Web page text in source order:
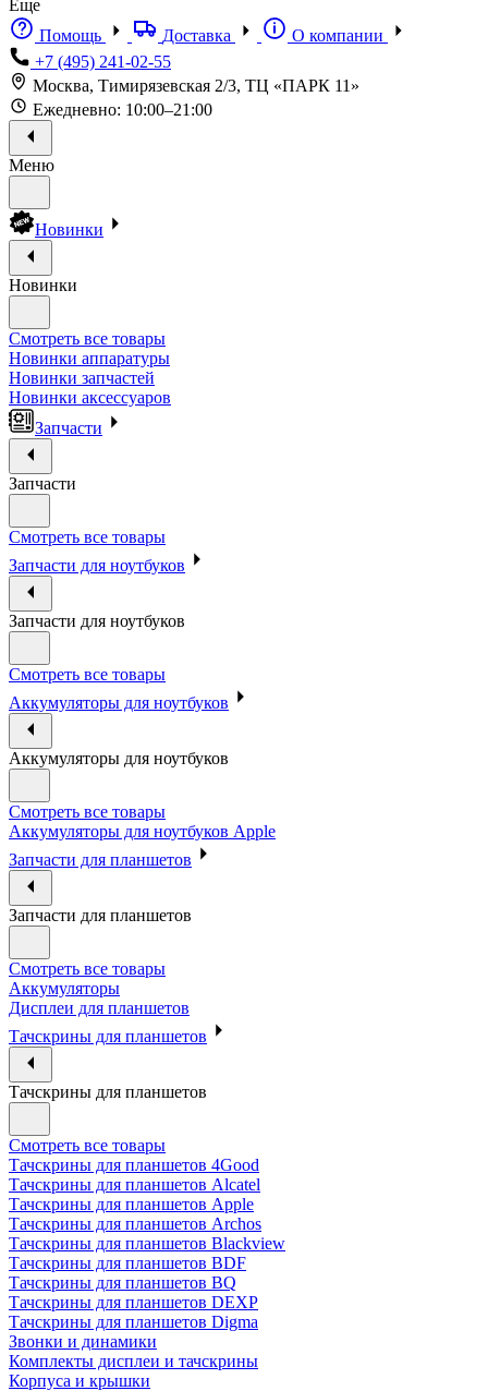
Еще
Помощь
Доставка
О компании
+7 (495) 241-02-55
Москва, Тимирязевская 2/3, ТЦ «ПАРК 11»
Ежедневно: 10:00–21:00
Меню
Новинки
Новинки
Смотреть все товары
Новинки аппаратуры
Новинки запчастей
Новинки аксессуаров
Запчасти
Запчасти
Смотреть все товары
Запчасти для ноутбуков
Запчасти для ноутбуков
Смотреть все товары
Аккумуляторы для ноутбуков
Аккумуляторы для ноутбуков
Смотреть все товары
Аккумуляторы для ноутбуков Apple
Запчасти для планшетов
Запчасти для планшетов
Смотреть все товары
Аккумуляторы
Дисплеи для планшетов
Тачскрины для планшетов
Тачскрины для планшетов
Смотреть все товары
Тачскрины для планшетов 4Good
Тачскрины для планшетов Alcatel
Тачскрины для планшетов Apple
Тачскрины для планшетов Archos
Тачскрины для планшетов Blackview
Тачскрины для планшетов BDF
Тачскрины для планшетов BQ
Тачскрины для планшетов DEXP
Тачскрины для планшетов Digma
Звонки и динамики
Комплекты дисплеи и тачскрины
Корпуса и крышки